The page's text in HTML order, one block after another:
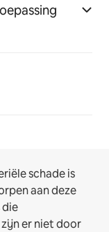
schade is
aan deze
die
er niet door